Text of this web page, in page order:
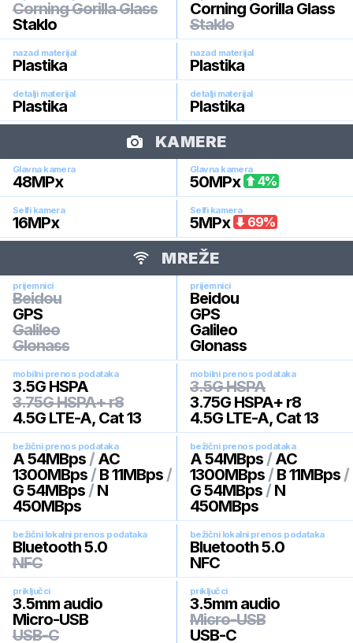
Corning Gorilla Glass
Staklo
Corning Gorilla Glass
Staklo
nazad materijal
Plastika
nazad materijal
Plastika
detalji materijal
Plastika
detalji materijal
Plastika
KAMERE
Glavna kamera
48MPx
Glavna kamera
50MPx 4%
Selfi kamera
16MPx
Selfi kamera
5MPx 69%
MREŽE
prijemnici
Beidou
GPS
Galileo
Glonass
prijemnici
Beidou
GPS
Galileo
Glonass
mobilni prenos podataka
3.5G HSPA
3.75G HSPA+ r8
4.5G LTE-A, Cat 13
mobilni prenos podataka
3.5G HSPA
3.75G HSPA+ r8
4.5G LTE-A, Cat 13
bežični prenos podataka
A 54MBps / AC
1300MBps / B 11MBps /
G 54MBps / N
450MBps
bežični prenos podataka
A 54MBps / AC
1300MBps / B 11MBps /
G 54MBps / N
450MBps
bežični lokalni prenos podataka
Bluetooth 5.0
NFC
bežični lokalni prenos podataka
Bluetooth 5.0
NFC
priključci
3.5mm audio
Micro-USB
USB-C
priključci
3.5mm audio
Micro-USB
USB-C